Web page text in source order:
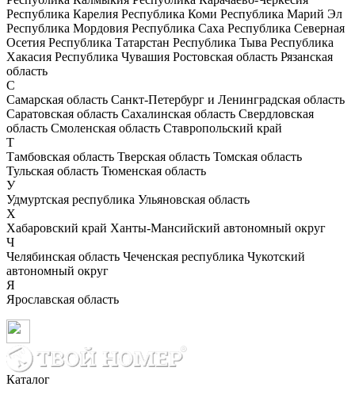
Республика Карелия Республика Коми Республика Марий Эл
Республика Мордовия Республика Саха Республика Северная
Осетия Республика Татарстан Республика Тыва Республика
Хакасия Республика Чувашия Ростовская область Рязанская
область
С
Самарская область Санкт-Петербург и Ленинградская область
Саратовская область Сахалинская область Свердловская
область Смоленская область Ставропольский край
Т
Тамбовская область Тверская область Томская область
Тульская область Тюменская область
У
Удмуртская республика Ульяновская область
Х
Хабаровский край Ханты-Мансийский автономный округ
Ч
Челябинская область Чеченская республика Чукотский
автономный округ
Я
Ярославская область
Каталог